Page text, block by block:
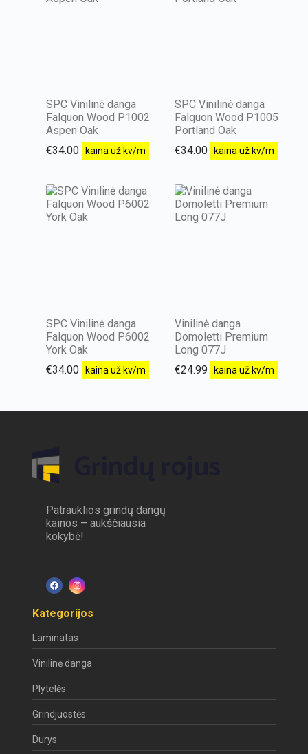
SPC Vinilinė danga
Falquon Wood P1002
Aspen Oak
€34.00 kaina už kv/m
SPC Vinilinė danga
Falquon Wood P1005
Portland Oak
€34.00 kaina už kv/m
SPC Vinilinė danga
Falquon Wood P6002
York Oak
€34.00 kaina už kv/m
Vinilinė danga
Domoletti Premium
Long 077J
€24.99 kaina už kv/m
Patrauklios grindų dangų
kainos – aukščiausia
kokybė!
Kategorijos
Laminatas
Vinilinė danga
Plytelės
Grindjuostės
Durys